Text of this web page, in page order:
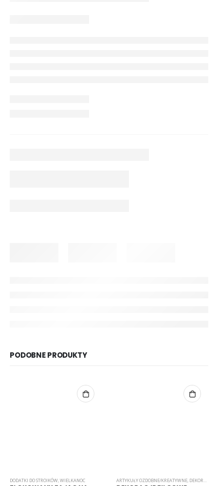
PODOBNE PRODUKTY
DODATKI DO STROIKÓW,WIELKANOC ARTYKUŁY OZDOBNE/KREATYWNE, DEKORACJE MATERIAŁOWE